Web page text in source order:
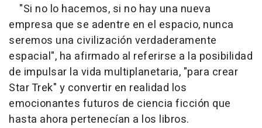
"Si no lo hacemos, si no hay una nueva
empresa que se adentre en el espacio, nunca
seremos una civilización verdaderamente
espacial", ha afirmado al referirse a la posibilidad
de impulsar la vida multiplanetaria, "para crear
Star Trek" y convertir en realidad los
emocionantes futuros de ciencia ficción que
hasta ahora pertenecían a los libros.